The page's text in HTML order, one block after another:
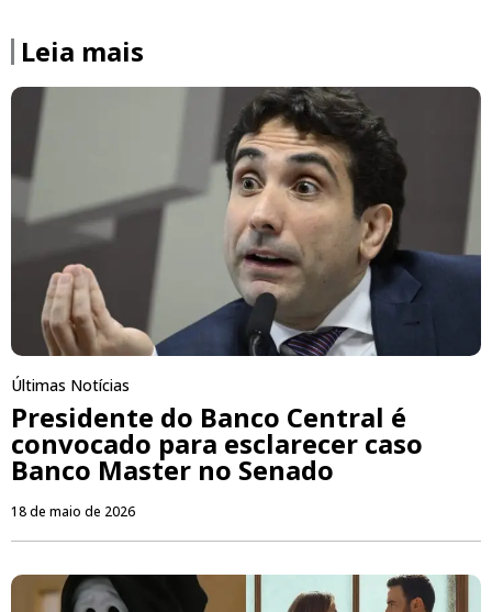
Leia mais
Últimas Notícias
Presidente do Banco Central é
convocado para esclarecer caso
Banco Master no Senado
18 de maio de 2026